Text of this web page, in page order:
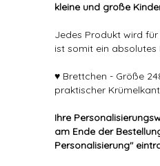
kleine und große
Jedes Produkt wird
ist somit ein absolutes
♥ Brettchen - Größe
praktischer
Ihre
am Ende der
Personalisierung"